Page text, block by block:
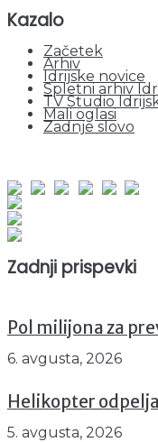
Kazalo
Začetek
Arhiv
Idrijske novice
Spletni arhiv
TV Studio
Mali oglasi
Zadnje slovo
Zadnji prispevki
Pol milijona za
6. avgusta, 2026
Helikopter
5. avgusta, 2026